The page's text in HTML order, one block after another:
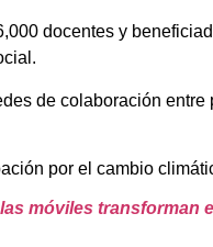
docentes y
de colaboración
por el cambio
móviles transforman